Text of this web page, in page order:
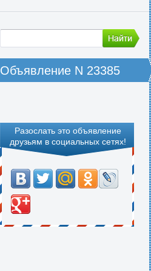
Объявление N 23385
Разослать это объявление
друзьям в социальных сетях!